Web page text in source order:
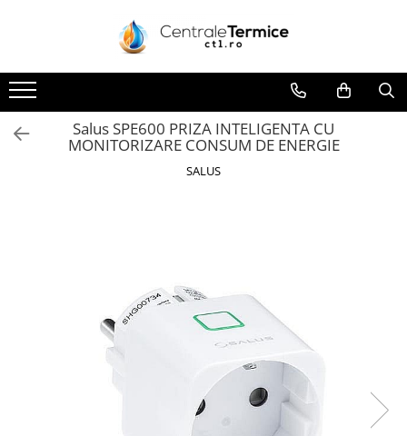
Toate Produsele
CONTAINERE SI CADRE MODULARE
CENTRALE TERMICE
GAZ CONDENSATIE
CENTRALE MIXTE LEMN/PELET
ACCESORII PENTRU MONTAJ
POMPE DE CALDURA SOL-APA
Salus SPE600 PRIZA INTELIGENTA CU
MONITORIZARE CONSUM DE ENERGIE
SALUS